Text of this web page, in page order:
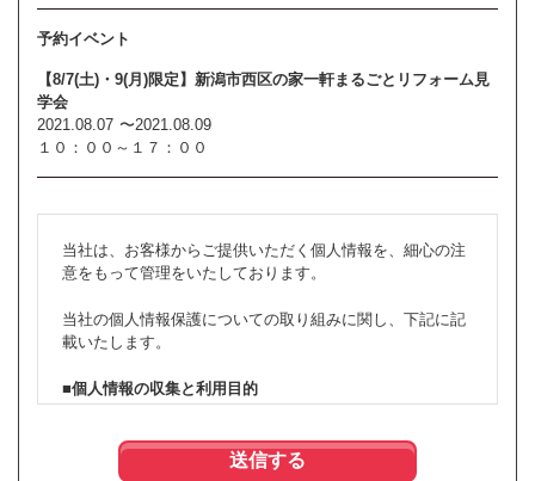
予約イベント
【8/7(土)・9(月)限定】新潟市西区の家一軒まるごとリフォーム見
学会
2021.08.07 〜2021.08.09
１０：００～１７：００
当社は、お客様からご提供いただく個人情報を、細心の注
意をもって管理をいたしております。
当社の個人情報保護についての取り組みに関し、下記に記
載いたします。
■個人情報の収集と利用目的
当社はお客様の個人情報を収集する際、あらかじめその目
情報の収集を行います。